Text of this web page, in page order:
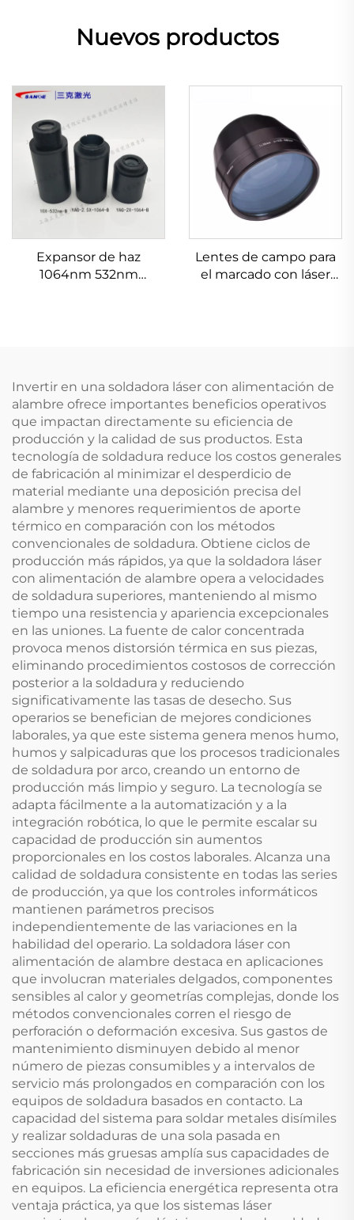
Nuevos productos
Expansor de haz
1064nm 532nm
Lentes de campo para
el marcado con láser
Invertir en una soldadora láser con alimentación de
alambre ofrece importantes beneficios operativos
que impactan directamente su eficiencia de
producción y la calidad de sus productos. Esta
tecnología de soldadura reduce los costos generales
de fabricación al minimizar el desperdicio de
material mediante una deposición precisa del
alambre y menores requerimientos de aporte
térmico en comparación con los métodos
convencionales de soldadura. Obtiene ciclos de
producción más rápidos, ya que la soldadora láser
con alimentación de alambre opera a velocidades
de soldadura superiores, manteniendo al mismo
tiempo una resistencia y apariencia excepcionales
en las uniones. La fuente de calor concentrada
provoca menos distorsión térmica en sus piezas,
eliminando procedimientos costosos de corrección
posterior a la soldadura y reduciendo
significativamente las tasas de desecho. Sus
operarios se benefician de mejores condiciones
laborales, ya que este sistema genera menos humo,
humos y salpicaduras que los procesos tradicionales
de soldadura por arco, creando un entorno de
producción más limpio y seguro. La tecnología se
adapta fácilmente a la automatización y a la
integración robótica, lo que le permite escalar su
capacidad de producción sin aumentos
proporcionales en los costos laborales. Alcanza una
calidad de soldadura consistente en todas las series
de producción, ya que los controles informáticos
mantienen parámetros precisos
independientemente de las variaciones en la
habilidad del operario. La soldadora láser con
alimentación de alambre destaca en aplicaciones
que involucran materiales delgados, componentes
sensibles al calor y geometrías complejas, donde los
métodos convencionales corren el riesgo de
perforación o deformación excesiva. Sus gastos de
mantenimiento disminuyen debido al menor
número de piezas consumibles y a intervalos de
servicio más prolongados en comparación con los
equipos de soldadura basados en contacto. La
capacidad del sistema para soldar metales disímiles
y realizar soldaduras de una sola pasada en
secciones más gruesas amplía sus capacidades de
fabricación sin necesidad de inversiones adicionales
en equipos. La eficiencia energética representa otra
ventaja práctica, ya que los sistemas láser